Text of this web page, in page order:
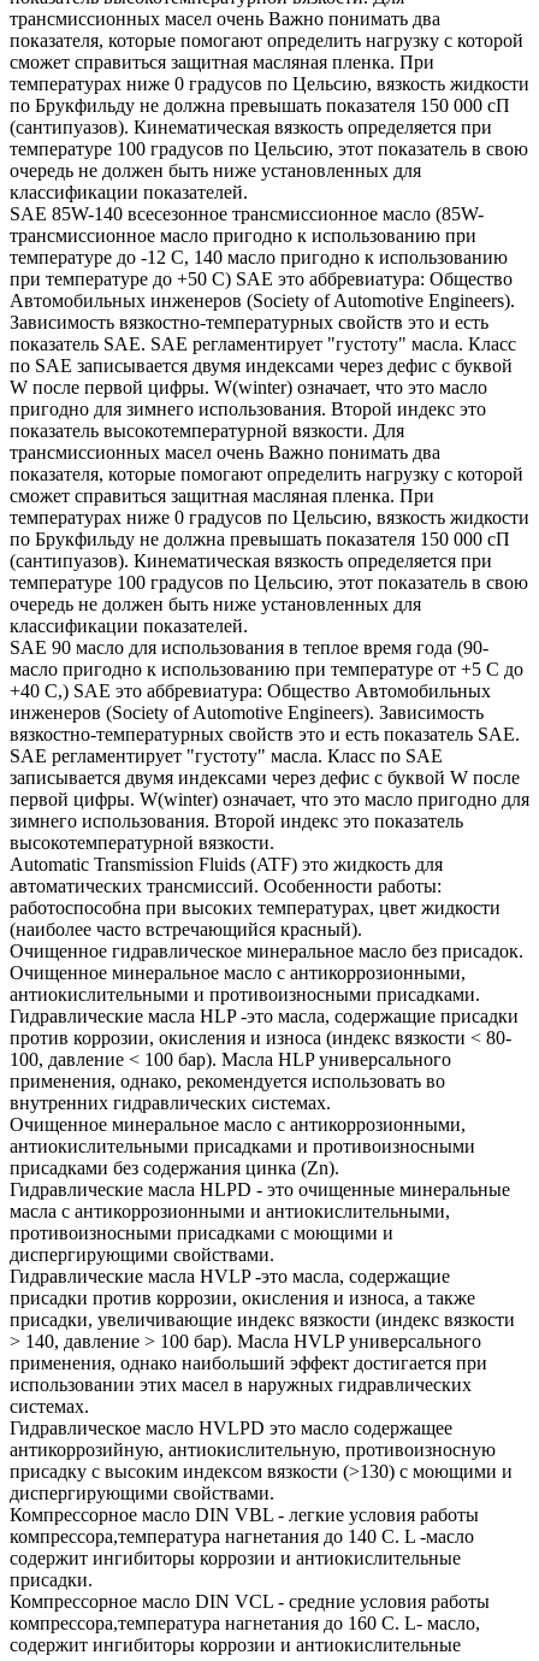
трансмиссионных масел очень Важно понимать два
показателя, которые помогают определить нагрузку с которой
сможет справиться защитная масляная пленка. При
температурах ниже 0 градусов по Цельсию, вязкость жидкости
по Брукфильду не должна превышать показателя 150 000 сП
(сантипуазов). Кинематическая вязкость определяется при
температуре 100 градусов по Цельсию, этот показатель в свою
очередь не должен быть ниже установленных для
классификации показателей.
SAE 85W-140 всесезонное трансмиссионное масло (85W-
трансмиссионное масло пригодно к использованию при
температуре до -12 С, 140 масло пригодно к использованию
при температуре до +50 С) SAE это аббревиатура: Общество
Автомобильных инженеров (Society of Automotive Engineers).
Зависимость вязкостно-температурных свойств это и есть
показатель SAE. SAE регламентирует "густоту" масла. Класс
по SAE записывается двумя индексами через дефис с буквой
W после первой цифры. W(winter) означает, что это масло
пригодно для зимнего использования. Второй индекс это
показатель высокотемпературной вязкости. Для
трансмиссионных масел очень Важно понимать два
показателя, которые помогают определить нагрузку с которой
сможет справиться защитная масляная пленка. При
температурах ниже 0 градусов по Цельсию, вязкость жидкости
по Брукфильду не должна превышать показателя 150 000 сП
(сантипуазов). Кинематическая вязкость определяется при
температуре 100 градусов по Цельсию, этот показатель в свою
очередь не должен быть ниже установленных для
классификации показателей.
SAE 90 масло для использования в теплое время года (90-
масло пригодно к использованию при температуре от +5 С до
+40 С,) SAE это аббревиатура: Общество Автомобильных
инженеров (Society of Automotive Engineers). Зависимость
вязкостно-температурных свойств это и есть показатель SAE.
SAE регламентирует "густоту" масла. Класс по SAE
записывается двумя индексами через дефис с буквой W после
первой цифры. W(winter) означает, что это масло пригодно для
зимнего использования. Второй индекс это показатель
высокотемпературной вязкости.
Automatic Transmission Fluids (ATF) это жидкость для
автоматических трансмиссий. Особенности работы:
работоспособна при высоких температурах, цвет жидкости
(наиболее часто встречающийся красный).
Очищенное гидравлическое минеральное масло без присадок.
Очищенное минеральное масло с антикоррозионными,
антиокислительными и противоизносными присадками.
Гидравлические масла HLP -это масла, содержащие присадки
против коррозии, окисления и износа (индекс вязкости < 80-
100, давление < 100 бар). Масла HLP универсального
применения, однако, рекомендуется использовать во
внутренних гидравлических системах.
Очищенное минеральное масло с антикоррозионными,
антиокислительными присадками и противоизносными
присадками без содержания цинка (Zn).
Гидравлические масла HLPD - это очищенные минеральные
масла с антикоррозионными и антиокислительными,
противоизносными присадками с моющими и
диспергирующими свойствами.
Гидравлические масла HVLP -это масла, содержащие
присадки против коррозии, окисления и износа, а также
присадки, увеличивающие индекс вязкости (индекс вязкости
> 140, давление > 100 бар). Масла HVLP универсального
применения, однако наибольший эффект достигается при
использовании этих масел в наружных гидравлических
системах.
Гидравлическое масло HVLPD это масло содержащее
антикоррозийную, антиокислительную, противоизносную
присадку с высоким индексом вязкости (>130) с моющими и
диспергирующими свойствами.
Компрессорное масло DIN VBL - легкие условия работы
компрессора,температура нагнетания до 140 С. L -масло
содержит ингибиторы коррозии и антиокислительные
присадки.
Компрессорное масло DIN VCL - средние условия работы
компрессора,температура нагнетания до 160 С. L- масло,
содержит ингибиторы коррозии и антиокислительные